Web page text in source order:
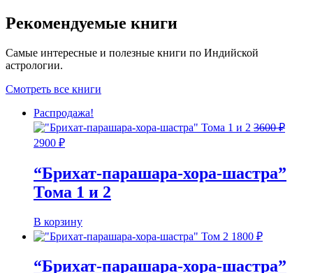
Рекомендуемые книги
Самые интересные и полезные книги по Индийской
астрологии.
Смотреть все книги
Распродажа!
3600₽
Первоначальная
составляла
3600 ₽.
2900 ₽Текущая
“Брихат-парашара-хора-шастра”
Тома 1 и 2
В корзину
1800 ₽
“Брихат-парашара-хора-шастра”